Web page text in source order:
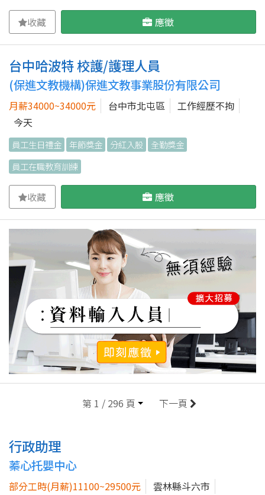
收藏 應徵
台中哈波特 校護/護理人員
(保進文教機構)保進文教事業股份有限公司
月薪34000~34000元 台中市北屯區
工作經歷不拘
今天
員工生日禮金 年節獎金 分紅入股
全勤獎金
員工在職教育訓練
收藏 應徵
第 1 / 296 頁 下一頁
行政助理
蓁心托嬰中心
部分工時(月薪)11100~29500元
雲林縣斗六市